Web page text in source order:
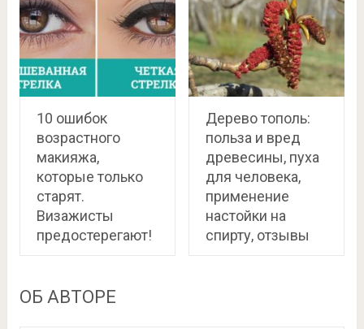
10 ошибок
возрастного
макияжа,
которые только
старят.
Визажисты
предостерегают!
Дерево тополь:
польза и вред
древесины, пуха
для человека,
применение
настойки на
спирту, отзывы
ОБ АВТОРЕ